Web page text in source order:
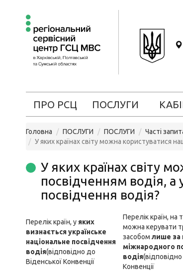
ПРО РСЦ ПОСЛУГИ
Головна ПОСЛУГИ ПОСЛУГИ
Часті
У яких країнах світу можна користуватися
У яких країнах світу
посвідченням водія,
посвідчення водія?
Перелік країн, у яких
визнається українське
національне посвідчення
водія(відповідно до
Віденської Конвенції
Перелік країн, на
можна керувати
засобом лише за
міжнародного
водія
Конвенції